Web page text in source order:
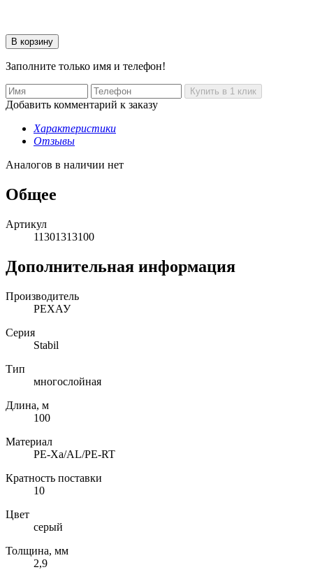
Заполните только имя и телефон!
Добавить комментарий к заказу
Характеристики
Отзывы
Аналогов в наличии нет
Общее
Артикул
11301313100
Дополнительная информация
Производитель
РЕХАУ
Серия
Stabil
Тип
многослойная
Длина, м
100
Материал
PE-Xa/AL/PE-RT
Кратность поставки
10
Цвет
серый
Толщина, мм
2,9